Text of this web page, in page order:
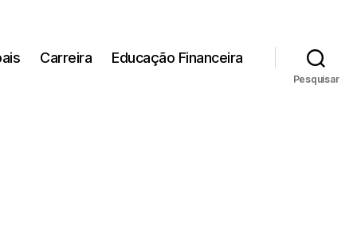
Carreira Educação Financeira
Pesquisar